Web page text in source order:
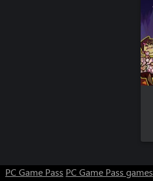
PC Game Pass PC Game Pass games